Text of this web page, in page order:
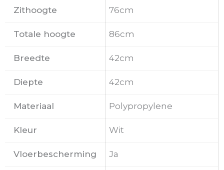
Zithoogte 76cm
Totale hoogte 86cm
Breedte 42cm
Diepte 42cm
Materiaal Polypropylene
Kleur Wit
Vloerbescherming Ja